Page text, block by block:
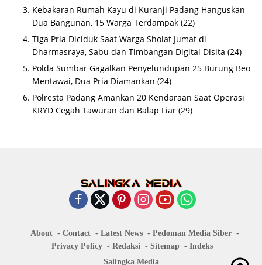
Kebakaran Rumah Kayu di Kuranji Padang Hanguskan
Dua Bangunan, 15 Warga Terdampak (22)
Tiga Pria Diciduk Saat Warga Sholat Jumat di
Dharmasraya, Sabu dan Timbangan Digital Disita (24)
Polda Sumbar Gagalkan Penyelundupan 25 Burung Beo
Mentawai, Dua Pria Diamankan (24)
Polresta Padang Amankan 20 Kendaraan Saat Operasi
KRYD Cegah Tawuran dan Balap Liar (29)
About Contact Latest News
Pedoman Media Siber
Privacy Policy
Redaksi Sitemap
Indeks
Salingka Media